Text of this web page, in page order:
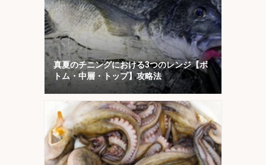
真夏のチニングにおける3つのレンジ【ボ
トム・中層・トップ】攻略法